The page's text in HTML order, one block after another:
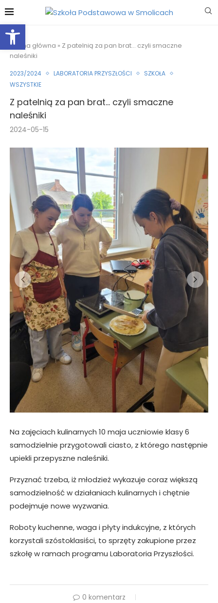
Otwórz pasek narzędzi
Strona główna » Z patelnią za pan brat… czyli smaczne
naleśniki
2023/2024 LABORATORIA PRZYSZŁOŚCI
SZKOŁA
WSZYSTKIE
Z patelnią za pan brat… czyli smaczne
naleśniki
2024-05-15
Na zajęciach kulinarnych 10 maja uczniowie klasy 6
samodzielnie przygotowali ciasto, z którego następnie
upiekli przepyszne naleśniki.
Przyznać trzeba, iż młodzież wykazuje coraz większą
samodzielność w działaniach kulinarnych i chętnie
podejmuje nowe wyzwania.
Roboty kuchenne, waga i płyty indukcyjne, z których
korzystali szóstoklasiści, to sprzęty zakupione przez
szkołę w ramach programu Laboratoria Przyszłości.
0 komentarz